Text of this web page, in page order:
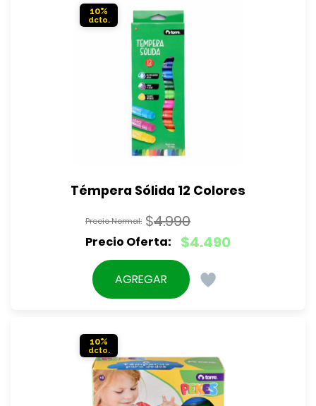
10%
Témpera Sólida 12 Colores
$4.990
El
precio
original
$4.490
El
precio
actual
AGREGAR
10%